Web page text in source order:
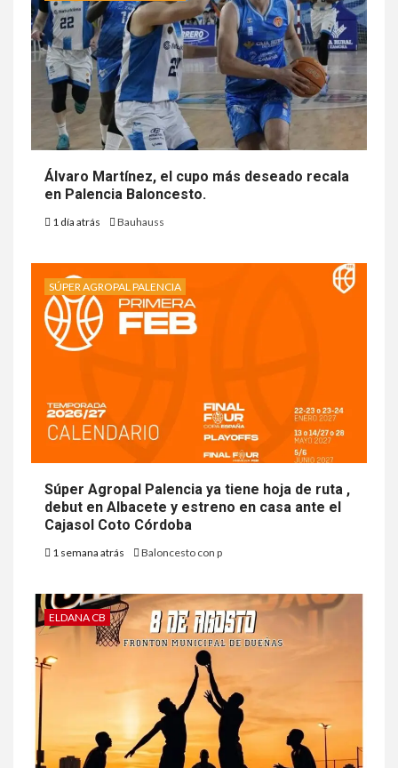
Álvaro Martínez, el cupo más deseado recala
en Palencia Baloncesto.
1 día atrás Bauhauss
SÚPER AGROPAL PALENCIA
Súper Agropal Palencia ya tiene hoja de ruta ,
debut en Albacete y estreno en casa ante el
Cajasol Coto Córdoba
1 semana atrás Baloncesto con p
ELDANA CB